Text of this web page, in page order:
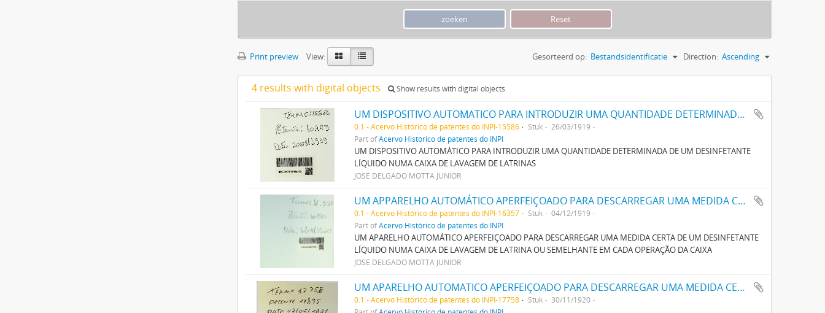
Print preview View: Gesorteerd op: Bestandsidentificatie Direction: Ascending
4 results with digital objects Show results with digital objects
UM DISPOSITIVO AUTOMATICO PARA INTRODUZIR UMA QUANTIDADE DETERMINADA DE UM DESINFECTANTE LIQUIDO NUMA CAIXA DE LAVAGEM DE LATRINAS
0.1 - Acervo Histórico de patentes do INPI-15586 Stuk
26/03/1919
Part ofAcervo Histórico de patentes do INPI
UM DISPOSITIVO AUTOMÁTICO PARA INTRODUZIR UMA QUANTIDADE DETERMINADA DE UM DESINFETANTE
LÍQUIDO NUMA CAIXA DE LAVAGEM DE LATRINAS
JOSÉ DELGADO MOTTA JUNIOR
UM APPARELHO AUTOMÁTICO APERFEIÇOADO PARA DESCARREGAR UMA MEDIDA CERTA DE UM DESINFECTANTE LIQUIDO NUMA CAIXA DE LAVAGEM DE LATRINA OU SEMELHANTE EM CADA OPERAÇÃO DA CAIXA
0.1 - Acervo Histórico de patentes do INPI-16357 Stuk
04/12/1919
Part ofAcervo Histórico de patentes do INPI
UM APARELHO AUTOMÁTICO APERFEIÇOADO PARA DESCARREGAR UMA MEDIDA CERTA DE UM DESINFETANTE
LÍQUIDO NUMA CAIXA DE LAVAGEM DE LATRINA OU SEMELHANTE EM CADA OPERAÇÃO DA CAIXA
JOSÉ DELGADO MOTTA JUNIOR
UM APARELHO AUTOMATICO APERFEIÇOADO PARA DESCARREGAR UMA MEDIDA CERTA DE UM LIQUIDO DESINFECTANTE NUMA CAIXA DE LAVAGEM DE LATRINA OU SEMELHANTE
0.1 - Acervo Histórico de patentes do INPI-17758 Stuk
30/11/1920